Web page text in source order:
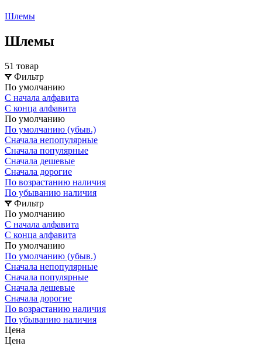
Шлемы
Шлемы
51 товар
Фильтр
По умолчанию
С начала алфавита
С конца алфавита
По умолчанию
По умолчанию (убыв.)
Сначала непопулярные
Сначала популярные
Сначала дешевые
Сначала дорогие
По возрастанию наличия
По убыванию наличия
Фильтр
По умолчанию
С начала алфавита
С конца алфавита
По умолчанию
По умолчанию (убыв.)
Сначала непопулярные
Сначала популярные
Сначала дешевые
Сначала дорогие
По возрастанию наличия
По убыванию наличия
Цена
Цена